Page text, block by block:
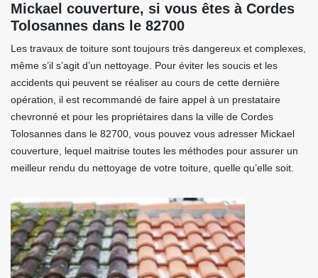
Mickael couverture, si vous êtes à Cordes
Tolosannes dans le 82700
Les travaux de toiture sont toujours très dangereux et complexes,
même s’il s’agit d’un nettoyage. Pour éviter les soucis et les
accidents qui peuvent se réaliser au cours de cette dernière
opération, il est recommandé de faire appel à un prestataire
chevronné et pour les propriétaires dans la ville de Cordes
Tolosannes dans le 82700, vous pouvez vous adresser Mickael
couverture, lequel maitrise toutes les méthodes pour assurer un
meilleur rendu du nettoyage de votre toiture, quelle qu’elle soit.